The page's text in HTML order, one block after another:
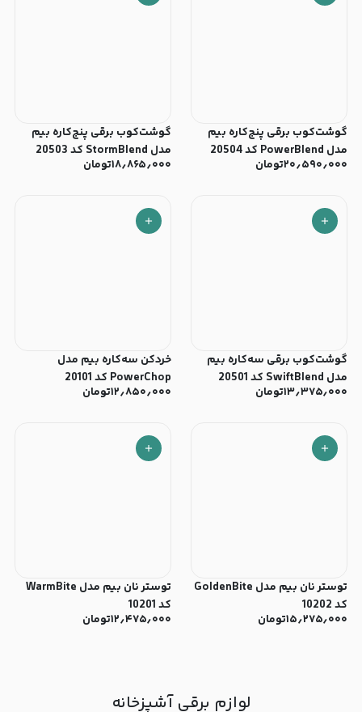
گوشت‌کوب برقی پنج‌کاره بیم
مدل PowerBlend کد 20504
۲۰٫۵۹۰٫۰۰۰تومان
گوشت‌کوب برقی پنج‌کاره بیم
مدل StormBlend کد 20503
۱۸٫۸۶۵٫۰۰۰تومان
گوشت‌کوب برقی سه‌کاره بیم
مدل SwiftBlend کد 20501
۱۳٫۳۷۵٫۰۰۰تومان
خردکن سه‌کاره بیم مدل
PowerChop کد 20101
۱۲٫۸۵۰٫۰۰۰تومان
توستر نان بیم مدل GoldenBite
کد 10202
۱۵٫۲۷۵٫۰۰۰تومان
توستر نان بیم مدل WarmBite
کد 10201
۱۲٫۴۷۵٫۰۰۰تومان
لوازم برقی آشپزخانه